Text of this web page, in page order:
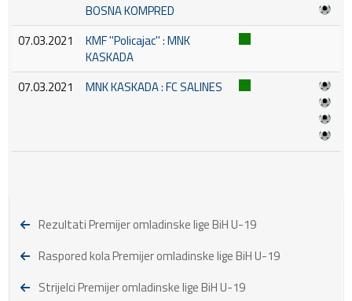
BOSNA KOMPRED
07.03.2021
KMF ''Policajac'' : MNK
KASKADA
07.03.2021
MNK KASKADA : FC SALINES
Rezultati Premijer omladinske lige BiH U-19
Raspored kola Premijer omladinske lige BiH U-19
Strijelci Premijer omladinske lige BiH U-19